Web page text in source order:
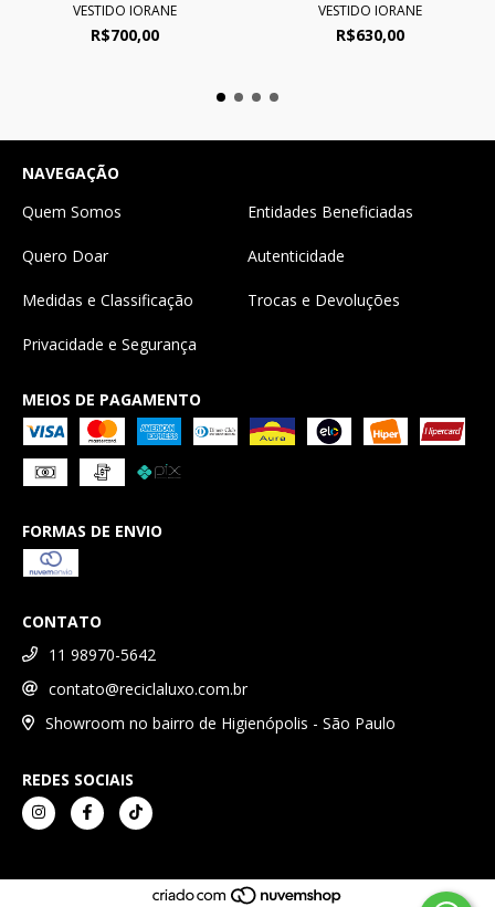
VESTIDO IORANE
R$700,00
VESTIDO IORANE
R$630,00
NAVEGAÇÃO
Quem Somos
Entidades Beneficiadas
Quero Doar Autenticidade
Medidas e Classificação Trocas e Devoluções
Privacidade e Segurança
MEIOS DE PAGAMENTO
FORMAS DE ENVIO
CONTATO
11 98970-5642
contato@reciclaluxo.com.br
Showroom no bairro de Higienópolis - São Paulo
REDES SOCIAIS